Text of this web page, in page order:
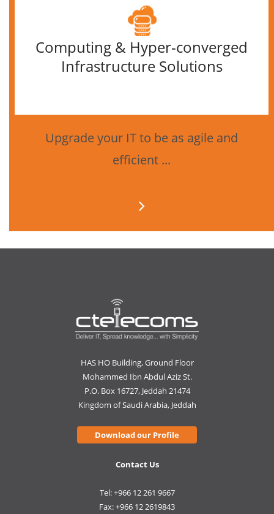
Computing & Hyper-converged
Infrastructure Solutions
Upgrade your IT to be as agile and
efficient ...
HAS HO Building, Ground Floor
Mohammed Ibn Abdul Aziz St.
P.O. Box 16727, Jeddah 21474
Kingdom of Saudi Arabia, Jeddah
Download our Profile
Contact Us
Tel: +966 12 261 9667
Fax: +966 12 2619843